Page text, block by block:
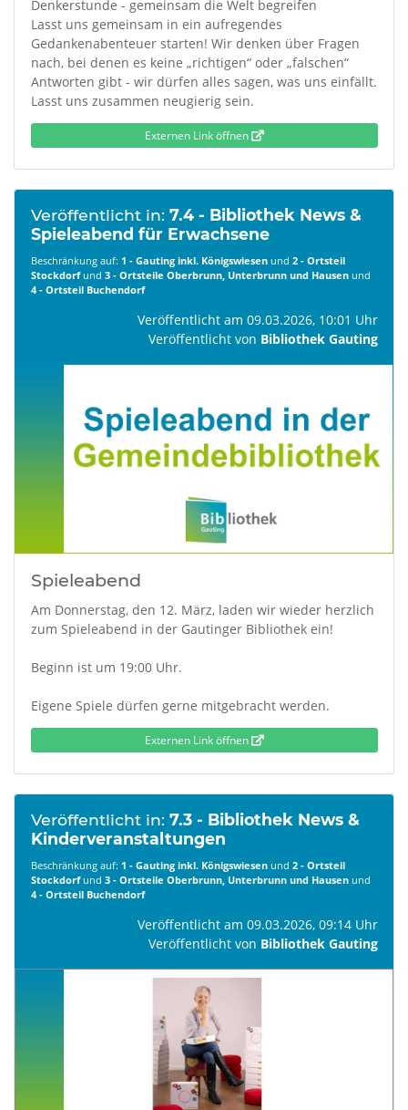
Denkerstunde - gemeinsam die Welt begreifen
Lasst uns gemeinsam in ein aufregendes
Gedankenabenteuer starten! Wir denken über Fragen
nach, bei denen es keine „richtigen“ oder „falschen“
Antworten gibt - wir dürfen alles sagen, was uns einfällt.
Lasst uns zusammen neugierig sein.
Externen Link öffnen
Veröffentlicht in: 7.4 - Bibliothek News &
Spieleabend für Erwachsene
Beschränkung auf: 1 - Gauting inkl. Königswiesen und 2 - Ortsteil
Stockdorf und 3 - Ortsteile Oberbrunn, Unterbrunn und Hausen und
4 - Ortsteil Buchendorf
Veröffentlicht am 09.03.2026, 10:01 Uhr
Veröffentlicht von Bibliothek Gauting
Spieleabend
Am Donnerstag, den 12. März, laden wir wieder herzlich
zum Spieleabend in der Gautinger Bibliothek ein!
Beginn ist um 19:00 Uhr.
Eigene Spiele dürfen gerne mitgebracht werden.
Externen Link öffnen
Veröffentlicht in: 7.3 - Bibliothek News &
Kinderveranstaltungen
Beschränkung auf: 1 - Gauting inkl. Königswiesen und 2 - Ortsteil
Stockdorf und 3 - Ortsteile Oberbrunn, Unterbrunn und Hausen und
4 - Ortsteil Buchendorf
Veröffentlicht am 09.03.2026, 09:14 Uhr
Veröffentlicht von Bibliothek Gauting